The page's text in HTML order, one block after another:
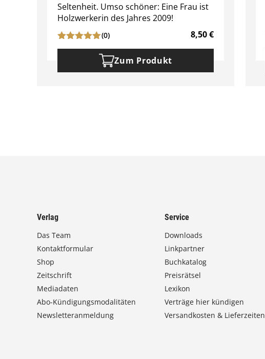
Seltenheit. Umso schöner: Eine Frau ist
Holzwerkerin des Jahres 2009!
(0) 8,50€
Zum Produkt
Verlag
Das Team
Kontaktformular
Shop
Zeitschrift
Mediadaten
Abo-Kündigungsmodalitäten
Newsletteranmeldung
Service
Downloads
Linkpartner
Buchkatalog
Preisrätsel
Lexikon
Verträge hier kündigen
Versandkosten & Lieferzeiten